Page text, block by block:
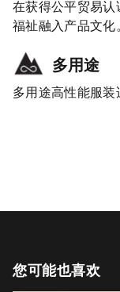
在获得公平贸易
福祉融入产品文化。
多用途
多用途高性能服装
您可能也喜欢